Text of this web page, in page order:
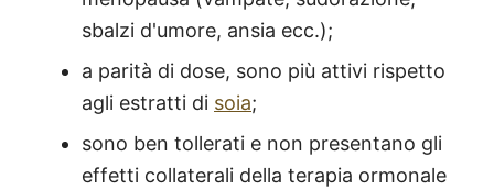
sbalzi d'umore, ansia ecc.);
a parità di dose, sono più attivi rispetto
agli estratti di soia;
sono ben tollerati e non presentano gli
effetti collaterali della terapia ormonale